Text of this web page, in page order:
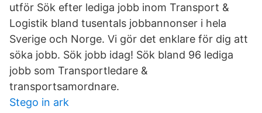
utför Sök efter lediga jobb inom Transport &
Logistik bland tusentals jobbannonser i hela
Sverige och Norge. Vi gör det enklare för dig att
söka jobb. Sök jobb idag! Sök bland 96 lediga
jobb som Transportledare &
transportsamordnare.
Stego in ark